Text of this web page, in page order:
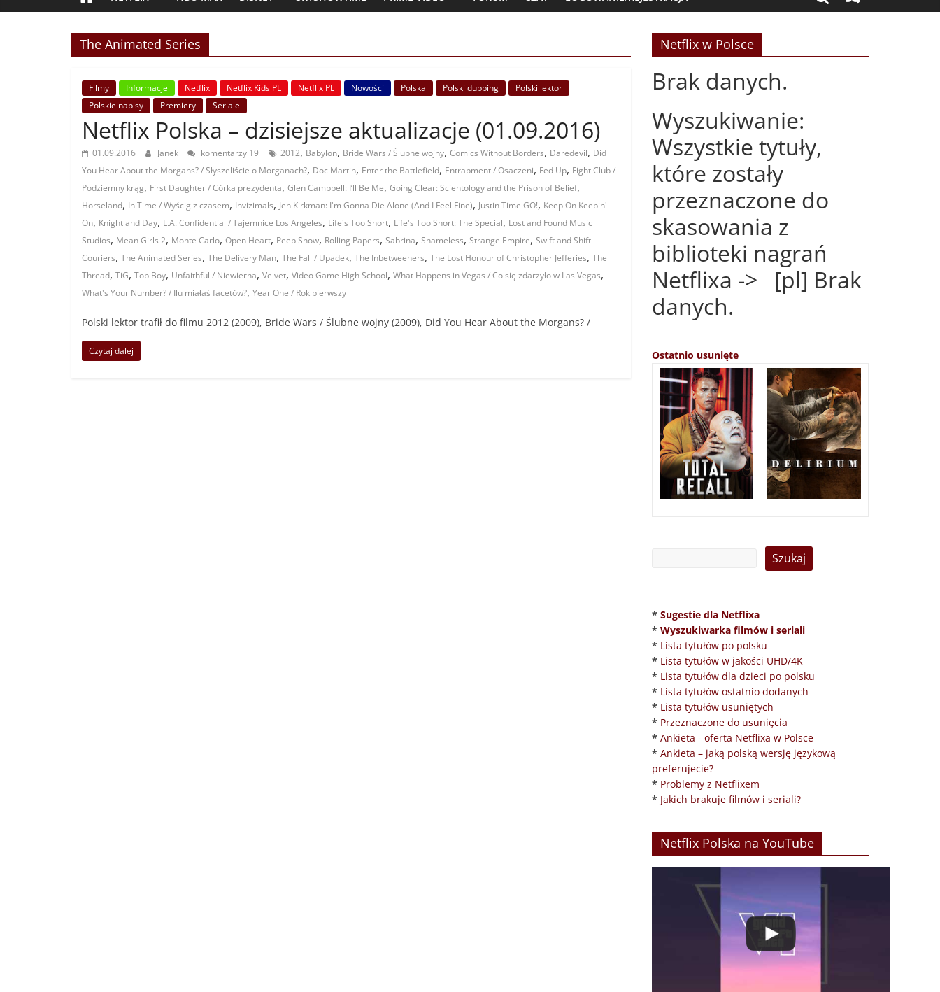
The Animated Series
Filmy Informacje Netflix Netflix Kids PL Netflix PL Nowości Polska Polski dubbing
Polski lektor
Polskie napisy
Premiery Seriale
Netflix Polska – dzisiejsze aktualizacje (01.09.2016)
01.09.2016 Janek komentarzy 19 2012, Babylon, Bride Wars / Ślubne wojny, Comics Without Borders, Daredevil, Did
You Hear About the Morgans? / Słyszeliście o Morganach?, Doc Martin, Enter the Battlefield, Entrapment / Osaczeni, Fed Up, Fight Club /
Podziemny krąg, First Daughter / Córka prezydenta, Glen Campbell: I’ll Be Me, Going Clear: Scientology and the Prison of Belief,
Horseland, In Time / Wyścig z czasem, Invizimals, Jen Kirkman: I'm Gonna Die Alone (And I Feel Fine), Justin Time GO!, Keep On Keepin'
On, Knight and Day, L.A. Confidential / Tajemnice Los Angeles, Life's Too Short, Life's Too Short: The Special, Lost and Found Music
Studios, Mean Girls 2, Monte Carlo, Open Heart, Peep Show, Rolling Papers, Sabrina, Shameless, Strange Empire, Swift and Shift
Couriers, The Animated Series, The Delivery Man, The Fall / Upadek, The Inbetweeners, The Lost Honour of Christopher Jefferies, The
Thread, TiG, Top Boy, Unfaithful / Niewierna, Velvet, Video Game High School, What Happens in Vegas / Co się zdarzyło w Las Vegas,
What's Your Number? / Ilu miałaś facetów?, Year One / Rok pierwszy
Polski lektor trafił do filmu 2012 (2009), Bride Wars / Ślubne wojny (2009), Did You Hear About the Morgans? /
Czytaj dalej
Netflix w Polsce
Brak danych.
Wyszukiwanie:
Wszystkie tytuły,
które zostały
przeznaczone do
skasowania z
biblioteki nagrań
Netflixa -> [pl] Brak
danych.
Ostatnio usunięte
* Sugestie dla Netflixa
* Wyszukiwarka filmów i seriali
* Lista tytułów po polsku
* Lista tytułów w jakości UHD/4K
* Lista tytułów dla dzieci po polsku
* Lista tytułów ostatnio dodanych
* Lista tytułów usuniętych
* Przeznaczone do usunięcia
* Ankieta - oferta Netflixa w Polsce
* Ankieta – jaką polską wersję językową
preferujecie?
* Problemy z Netflixem
* Jakich brakuje filmów i seriali?
Netflix Polska na YouTube